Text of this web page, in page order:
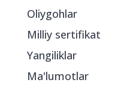
Bo‘limlar
Oliygohlar
Milliy sertifikat